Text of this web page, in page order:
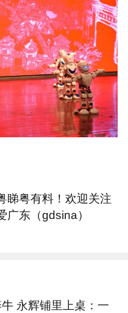
睇粤有料！欢迎关注
广东（gdsina）
永辉铺里上桌：一